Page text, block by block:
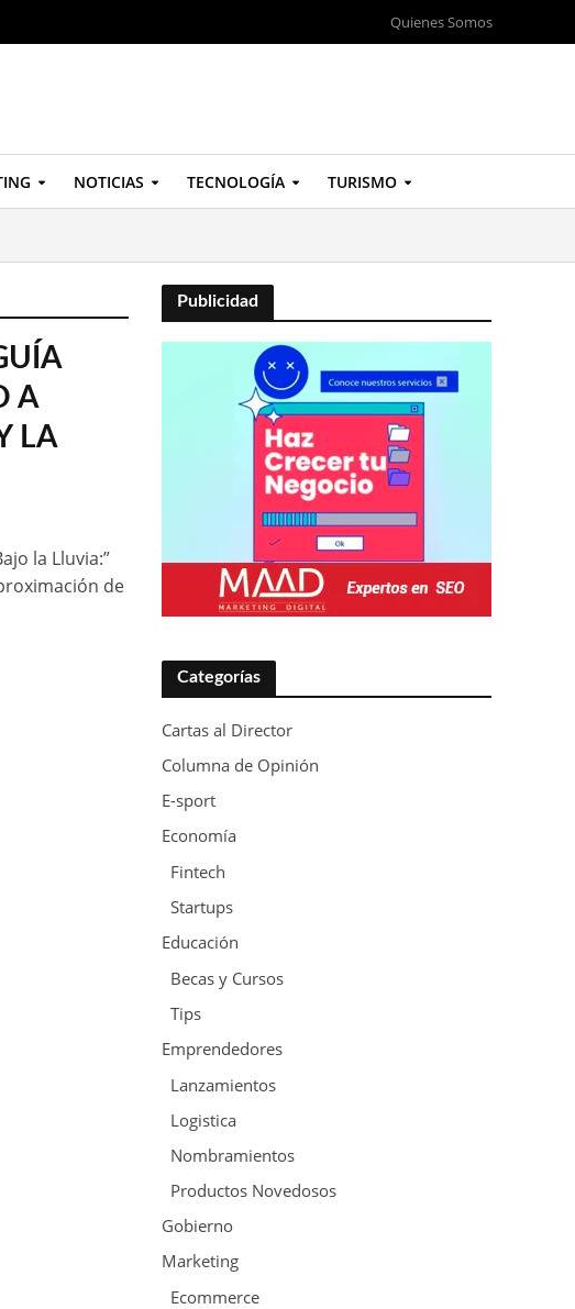
Quienes Somos
NOTICIAS TECNOLOGÍA TURISMO
A
LA
la Lluvia:”
de
Publicidad
Categorías
Cartas al Director
Columna de Opinión
E-sport
Economía
Fintech
Startups
Educación
Becas y Cursos
Tips
Emprendedores
Lanzamientos
Logistica
Nombramientos
Productos Novedosos
Gobierno
Marketing
Ecommerce